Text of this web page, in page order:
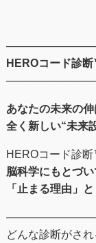
HEROコード診
あなたの未来の
全く新しい“未来
HEROコード診断
脳科学にもとづ
「止まる理由」
どんな診断がされ